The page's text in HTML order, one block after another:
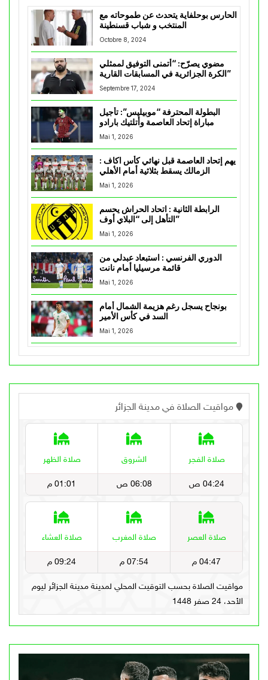
الحارس بوحلفاية يتحدث عن طموحاته مع
المنتخب و شباب قسنطينة
Octobre 8, 2024
مضوي يصرّح: “أتمنى التوفيق لممثلي
الكرة الجزائرية في المسابقات القارية”
Septembre 17, 2024
البطولة المحترفة “موبيليس”: تأجيل
مباراة إتحاد العاصمة وأتلتيك بارادو
Mai 1, 2026
يهم إتحاد العاصمة قبل نهائي كأس اكاف :
Mai 1, 2026
الرابطة الثانية : اتحاد الحراش يحسم
التأهل إلى “البلاي أوف”
Mai 1, 2026
الدوري الفرنسي : استبعاد عبدلي من
قائمة مرسيليا أمام نانت
Mai 1, 2026
بونجاح يسجل رغم هزيمة الشمال أمام
السد في كأس الأمير
Mai 1, 2026